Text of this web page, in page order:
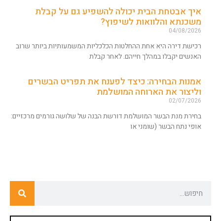
איך אבטחת הבית יכולה להשפיע גם על קבלת
משכנתא והלוואות לשיפוץ?
04/08/2026
רכישת דירה היא אחת ההחלטות הכלכליות המשמעותיות ביותר שרוב
האנשים יקבלו במהלך חייהם. לאחר קבלת
אמנות הבחירה: כיצד לפענח את תפריט הבשרים
וליצור את הארוחה המושלמת
02/07/2026
בחירת מנת הבשר המושלמת דורשת הבנה של שלושה גורמים מרכזיים:
אופי נתח הבשר (שומני או